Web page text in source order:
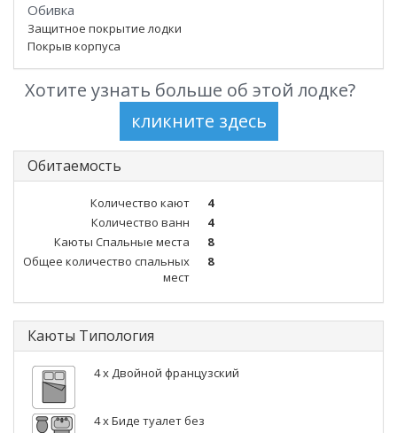
Обивка
Защитное покрытие лодки
Покрыв корпуса
Хотите узнать больше об этой лодке?
Обитаемость
Количество кают
4
Количество ванн
4
Каюты Спальные места
8
Общее количество спальных
мест
8
Каюты Типология
4 x Двойной французский
4 x Биде туалет без